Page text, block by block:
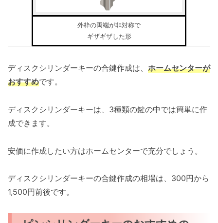
外枠の両端が非対称で
ギザギザした形
ディスクシリンダーキーの合鍵作成は、 ホームセンターが
おすすめです。
ディスクシリンダーキーは、3種類の鍵の中では簡単に作
成できます。
安価に作成したい方はホームセンターで充分でしょう。
ディスクシリンダーキーの合鍵作成の相場は、300円から
1,500円前後です。